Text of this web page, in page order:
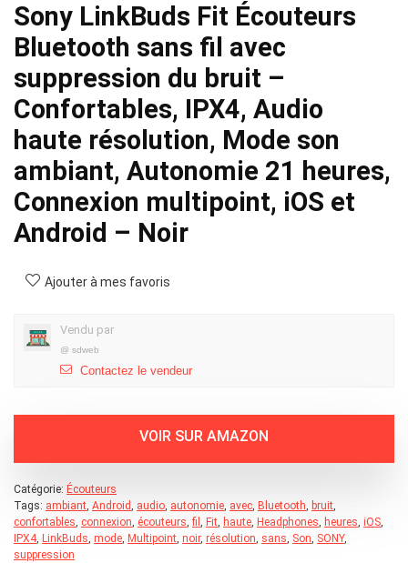
Sony LinkBuds Fit Écouteurs
Bluetooth sans fil avec
suppression du bruit –
Confortables, IPX4, Audio
haute résolution, Mode son
ambiant, Autonomie 21 heures,
Connexion multipoint, iOS et
Android – Noir
Ajouter à mes favoris
Vendu par
@ sdweb
Contactez le vendeur
Catégorie: Écouteurs
Tags: ambiant, Android, audio, autonomie, avec, Bluetooth, bruit,
confortables, connexion, écouteurs,fil , Fit, haute, Headphones, heures, iOS,
IPX4, LinkBuds, mode, Multipoint, noir, résolution, sans, Son, SONY,
suppression